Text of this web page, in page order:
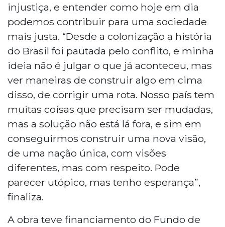
injustiça, e entender como hoje em dia
podemos contribuir para uma sociedade
mais justa. “Desde a colonização a história
do Brasil foi pautada pelo conflito, e minha
ideia não é julgar o que já aconteceu, mas
ver maneiras de construir algo em cima
disso, de corrigir uma rota. Nosso país tem
muitas coisas que precisam ser mudadas,
mas a solução não está lá fora, e sim em
conseguirmos construir uma nova visão,
de uma nação única, com visões
diferentes, mas com respeito. Pode
parecer utópico, mas tenho esperança”,
finaliza.
A obra teve financiamento do Fundo de